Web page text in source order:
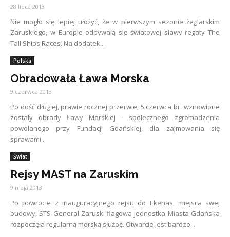
28 lipca 2013
Nie mogło się lepiej ułożyć, że w pierwszym sezonie żeglarskim
Zaruskiego, w Europie odbywają się światowej sławy regaty The
Tall Ships Races. Na dodatek...
Polska
Obradowała Ława Morska
9 czerwca 2013
Po dość długiej, prawie rocznej przerwie, 5 czerwca br. wznowione
zostały obrady Ławy Morskiej - społecznego zgromadzenia
powołanego przy Fundacji Gdańskiej, dla zajmowania się
sprawami...
Świat
Rejsy MAST na Zaruskim
9 maja 2013
Po powrocie z inauguracyjnego rejsu do Ekenas, miejsca swej
budowy, STS Generał Zaruski flagowa jednostka Miasta Gdańska
rozpoczęła regularną morską służbę. Otwarcie jest bardzo...